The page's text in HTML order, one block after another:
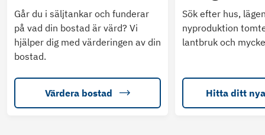
Går du i säljtankar och funderar
på vad din bostad är värd? Vi
hjälper dig med värderingen av din
bostad.
Värdera bostad
Sök efter hus,
nyproduktion
lantbruk och
Hitta ditt